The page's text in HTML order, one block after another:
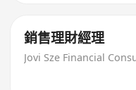
銷售理財經理
Jovi Sze Financial